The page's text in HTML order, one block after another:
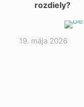
rozdiely?
19. mája 2026